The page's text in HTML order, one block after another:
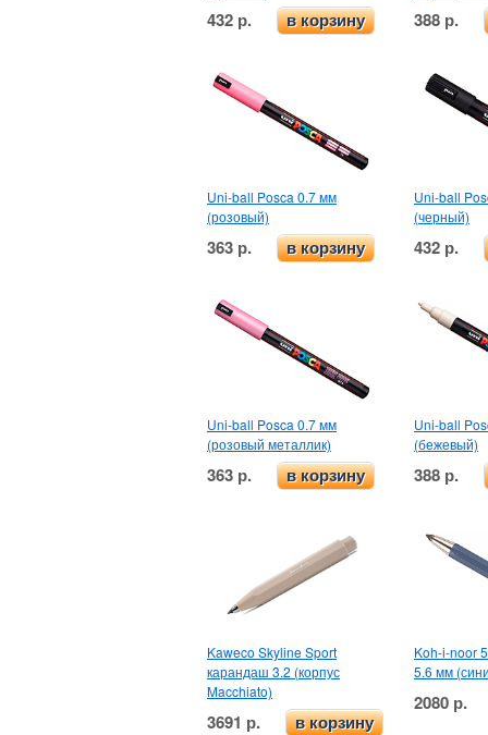
432 р. в корзину 388 р.
Uni-ball Posca 0.7 мм
(розовый)
363 р. в корзину
Uni-ball
(черный)
432 р.
Uni-ball Posca 0.7 мм
(розовый металлик)
363 р. в корзину
Uni-ball
(бежевый)
388 р.
Kaweco Skyline Sport
карандаш 3.2 (корпус
Macchiato)
3691 р. в корзину
Koh-i-noor
5.6 мм
2080 р.